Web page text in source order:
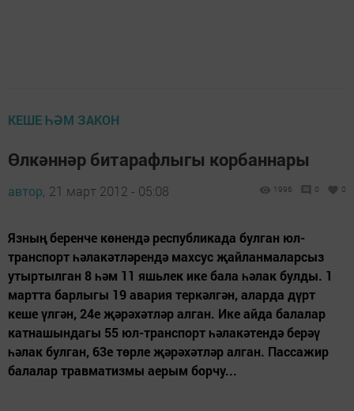
КЕШЕ ҺӘМ ЗАКОН
Өлкәннәр битарафлыгы корбаннары
автор, 21 март 2012 - 05:08 1996 0 0
Язның беренче көнендә республикада булган юл-
транспорт һәлакәтләрендә махсус җайланмаларсыз
утыртылган 8 һәм 11 яшьлек ике бала һәлак булды. 1
мартта барлыгы 19 авария теркәлгән, аларда дүрт
кеше үлгән, 24е җәрәхәтләр алган. Ике айда балалар
катнашындагы 55 юл-транспорт һәлакәтендә берәү
һәлак булган, 63е төрле җәрәхәтләр алган. Пассажир
балалар травматизмы аерым борчу...